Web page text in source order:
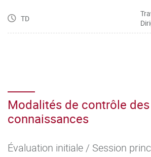
TD
Modalités de contrôle des
connaissances
Évaluation initiale / Session